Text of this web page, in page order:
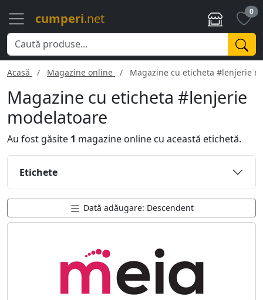
cumperi.net 0
Acasă Magazine online Magazine cu eticheta #lenjerie
Magazine cu eticheta #lenjerie
modelatoare
Au fost găsite 1 magazine online cu această etichetă.
Etichete
Dată adăugare: Descendent